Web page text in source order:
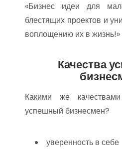
«Бизнес идеи для
блестящих проектов и
воплощению их в жизнь!»
Качества
Какими же
успешный бизнесмен?
уверенность в себе